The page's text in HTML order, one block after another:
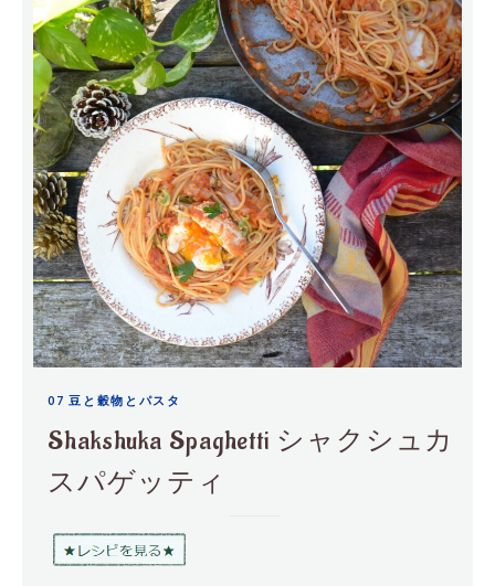
07 豆と穀物とパスタ
Shakshuka Spaghetti シャクシュカ
スパゲッティ